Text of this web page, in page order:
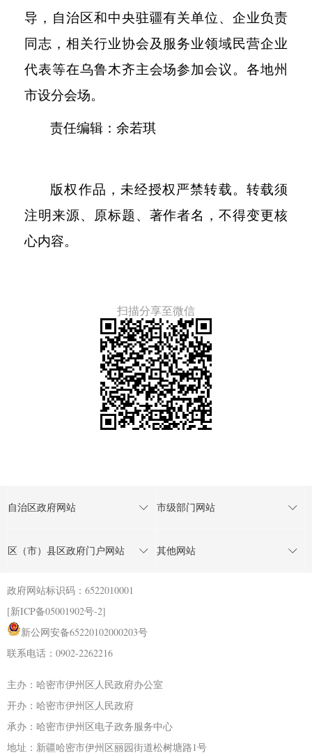
导，自治区和中央驻疆有关单位、企业负责
同志，相关行业协会及服务业领域民营企业
代表等在乌鲁木齐主会场参加会议。各地州
市设分会场。
责任编辑：余若琪
版权作品，未经授权严禁转载。转载须
注明来源、原标题、著作者名，不得变更核
心内容。
扫描分享至微信
自治区政府网站 市级部门网站
区（市）县区政府门户网站 其他网站
政府网站标识码：6522010001
[新ICP备05001902号-2]
新公网安备65220102000203号
联系电话：0902-2262216
主办：哈密市伊州区人民政府办公室
开办：哈密市伊州区人民政府
承办：哈密市伊州区电子政务服务中心
地址：新疆哈密市伊州区丽园街道松树塘路1号